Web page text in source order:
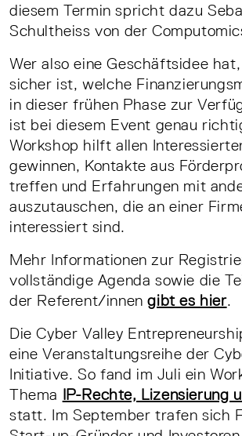
diesem Termin spricht dazu
Schultheiss von der
Wer also eine Geschäftsidee
sicher ist, welche
in dieser frühen Phase zur
ist bei diesem Event genau
Workshop hilft allen
gewinnen, Kontakte aus
treffen und Erfahrungen mit
auszutauschen, die an einer
interessiert sind.
Mehr Informationen zur
vollständige Agenda sowie die
der Referent/innengibt es hier.
Die Cyber Valley
eine Veranstaltungsreihe der
Initiative. So fand im Juli ein
Thema IP-Rechte, Lizensierung
statt. Im September trafen sich